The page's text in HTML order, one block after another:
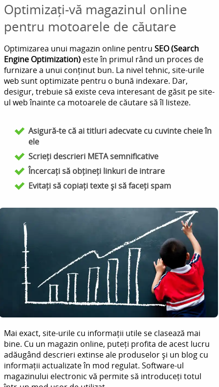
Optimizați-vă magazinul online
pentru motoarele de căutare
Optimizarea unui magazin online pentru SEO (Search
Engine Optimization) este în primul rând un proces de
furnizare a unui conținut bun. La nivel tehnic, site-urile
web sunt optimizate pentru o bună indexare. Dar,
desigur, trebuie să existe ceva interesant de găsit pe site-
ul web înainte ca motoarele de căutare să îl listeze.
Asigură-te că ai titluri adecvate cu cuvinte cheie în
ele
Scrieți descrieri META semnificative
Încercați să obțineți linkuri de intrare
Evitați să copiați texte și să faceți spam
Mai exact, site-urile cu informații utile se clasează mai
bine. Cu un magazin online, puteți profita de acest lucru
adăugând descrieri extinse ale produselor și un blog cu
informații actualizate în mod regulat. Software-ul
magazinului electronic vă permite să introduceți totul